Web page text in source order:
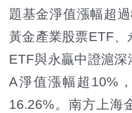
題基金淨值漲幅超
黃金產業股票ETF、
ETF與永贏中證滬
A淨值漲幅超10%
16.26%。南方上海